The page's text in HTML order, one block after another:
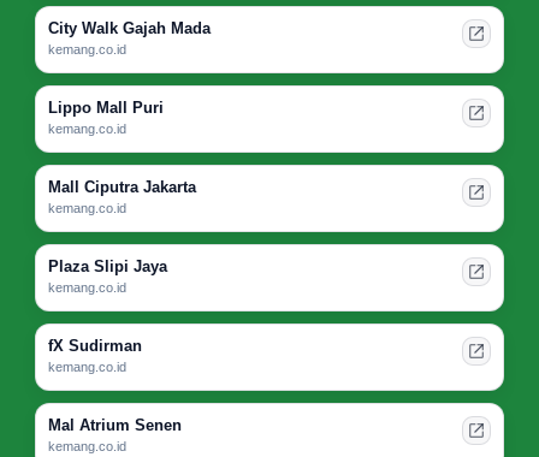
City Walk Gajah Mada
kemang.co.id
Lippo Mall Puri
kemang.co.id
Mall Ciputra Jakarta
kemang.co.id
Plaza Slipi Jaya
kemang.co.id
fX Sudirman
kemang.co.id
Mal Atrium Senen
kemang.co.id